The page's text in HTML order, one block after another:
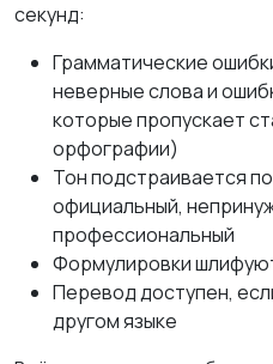
секунд:
Грамматические
неверные слова и
которые пропускает
орфографии)
Тон подстраивается
официальный,
профессиональный
Формулировки
Перевод доступен,
другом языке